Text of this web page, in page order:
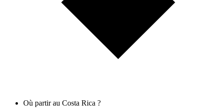
Où partir au Costa Rica ?